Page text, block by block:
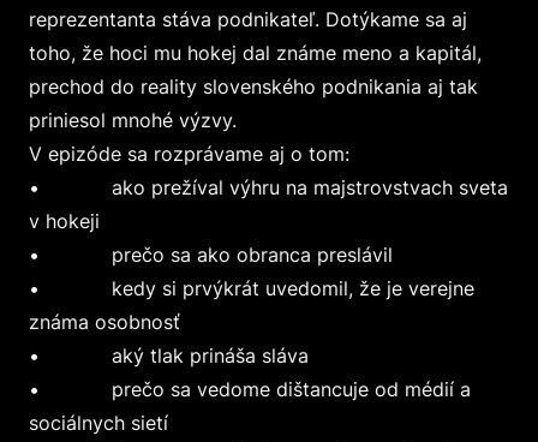
reprezentanta stáva podnikateľ. Dotýkame sa aj
toho, že hoci mu hokej dal známe meno a kapitál,
prechod do reality slovenského podnikania aj tak
priniesol mnohé výzvy.
V epizóde sa rozprávame aj o tom:
• ako prežíval výhru na majstrovstvach sveta
v hokeji
• prečo sa ako obranca preslávil
• kedy si prvýkrát uvedomil, že je verejne
známa osobnosť
• aký tlak prináša sláva
• prečo sa vedome dištancuje od médií a
sociálnych sietí